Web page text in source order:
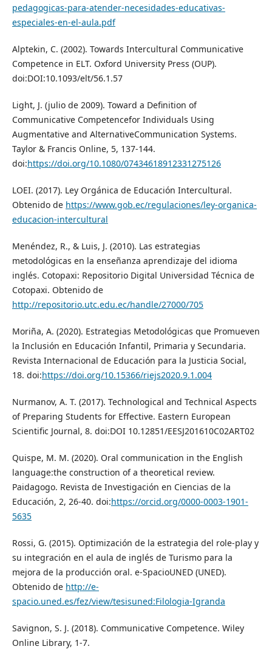
pedagogicas-para-atender-necesidades-educativas-
especiales-en-el-aula.pdf
Alptekin, C. (2002). Towards Intercultural Communicative
Competence in ELT. Oxford University Press (OUP).
doi:DOI:10.1093/elt/56.1.57
Light, J. (julio de 2009). Toward a Definition of
Communicative Competencefor Individuals Using
Augmentative and AlternativeCommunication Systems.
Taylor & Francis Online, 5, 137-144.
doi:https://doi.org/10.1080/07434618912331275126
LOEI. (2017). Ley Orgánica de Educación Intercultural.
Obtenido de https://www.gob.ec/regulaciones/ley-organica-
educacion-intercultural
Menéndez, R., & Luis, J. (2010). Las estrategias
metodológicas en la enseñanza aprendizaje del idioma
inglés. Cotopaxi: Repositorio Digital Universidad Técnica de
Cotopaxi. Obtenido de
http://repositorio.utc.edu.ec/handle/27000/705
Moriña, A. (2020). Estrategias Metodológicas que Promueven
la Inclusión en Educación Infantil, Primaria y Secundaria.
Revista Internacional de Educación para la Justicia Social,
18. doi:https://doi.org/10.15366/riejs2020.9.1.004
Nurmanov, A. T. (2017). Technological and Technical Aspects
of Preparing Students for Effective. Eastern European
Scientific Journal, 8. doi:DOI 10.12851/EESJ201610C02ART02
Quispe, M. M. (2020). Oral communication in the English
language:the construction of a theoretical review.
Paidagogo. Revista de Investigación en Ciencias de la
Educación, 2, 26-40. doi:https://orcid.org/0000-0003-1901-
5635
Rossi, G. (2015). Optimización de la estrategia del role-play y
su integración en el aula de inglés de Turismo para la
mejora de la producción oral. e-SpacioUNED (UNED).
Obtenido de http://e-
spacio.uned.es/fez/view/tesisuned:Filologia-Igranda
Savignon, S. J. (2018). Communicative Competence. Wiley
Online Library, 1-7.